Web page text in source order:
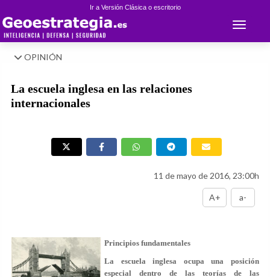
Ir a Versión Clásica o escritorio
Toggle
OPINIÓN
La escuela inglesa en las relaciones
internacionales
11 de mayo de 2016, 23:00h
A+ a-
Principios fundamentales
La escuela inglesa ocupa una posición
especial dentro de las teorías de las